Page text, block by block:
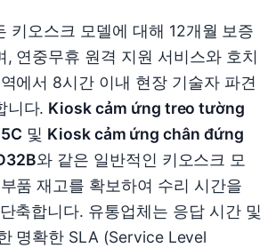
키오스크 모델에 대해 12개월 보증
, 연중무휴 원격 지원 서비스와 호치
에서 8시간 이내 현장 기술자 파견
니다. Kiosk cảm ứng treo tường
및 Kiosk cảm ứng chân đứng
와 같은 일반적인 키오스크 모
품 재고를 확보하여 수리 시간을
축합니다. 유통업체는 응답 시간 및
명확한 SLA (Service Level